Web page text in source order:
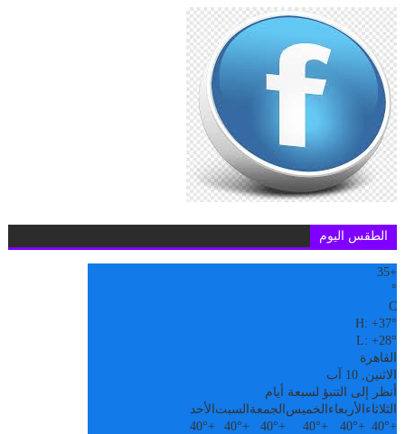
الطقس اليوم
+
35
°
C
H:+37°
L:+28°
القاهرة
الاثنين, 10 آب
أنظر إلى التنبؤ لسبعة أيام
الثلاثاء الأربعاء الخميس الجمعة السبت الأحد
+
40°
+
40°
+
40°
+
40°
+
40°
+
40°